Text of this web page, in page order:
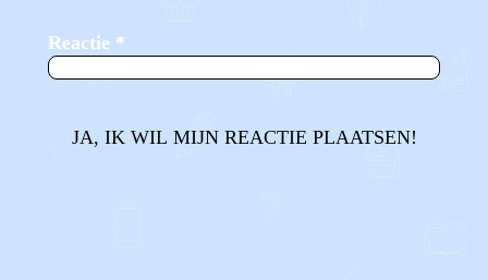
Reactie *
JA, IK WIL MIJN REACTIE PLAATSEN!